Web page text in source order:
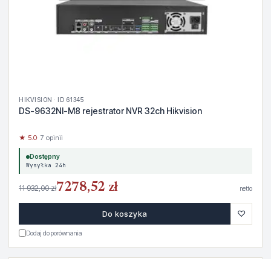
HIKVISION · ID 61345
DS-9632NI-M8 rejestrator NVR 32ch Hikvision
★ 5.0· 7 opinii
Dostępny
Wysyłka 24h
11 932,00 zł7278,52 zł netto
Do koszyka ♡
Dodaj do porównania